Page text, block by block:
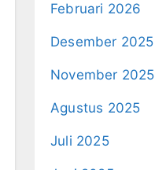
Februari 2026
Desember 2025
November 2025
Agustus 2025
Juli 2025